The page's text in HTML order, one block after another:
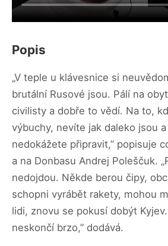
Popis
„V teple u klávesnice si
brutální Rusové jsou. Pálí na
civilisty a dobře to vědí. Na to,
výbuchy, nevíte jak daleko jsou
nedokážete připravit,” popisuje
a na Donbasu Andrej Poleščuk.
nedojdou. Někde berou čipy,
schopni vyrábět rakety, mohou
lidi, znovu se pokusí dobýt
neskončí brzo,” dodává.